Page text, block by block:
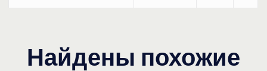
Найдены похожие